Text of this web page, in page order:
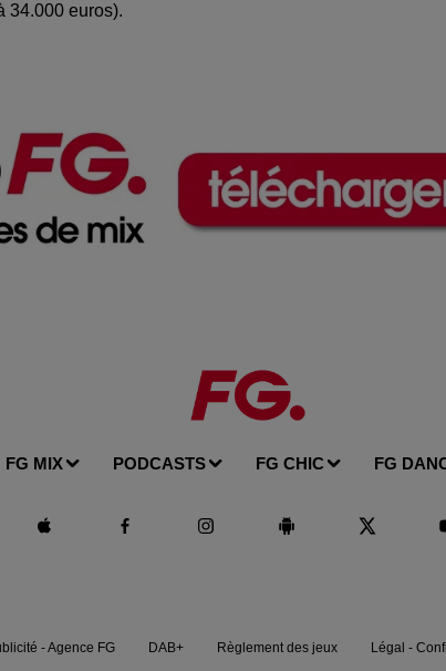
34.000 euros).
FG MIX PODCASTS FG CHIC FG
- Agence FG DAB+ Règlement des jeux Légal -